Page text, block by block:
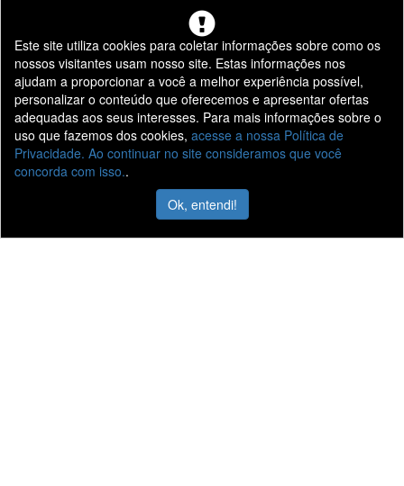
Este site utiliza cookies para coletar informações sobre como os
nossos visitantes usam nosso site. Estas informações nos
ajudam a proporcionar a você a melhor experiência possível,
personalizar o conteúdo que oferecemos e apresentar ofertas
adequadas aos seus interesses. Para mais informações sobre o
uso que fazemos dos cookies, acesse a nossa Política de
Privacidade. Ao continuar no site consideramos que você
concorda com isso..
Ok, entendi!
Belcar Caminhões